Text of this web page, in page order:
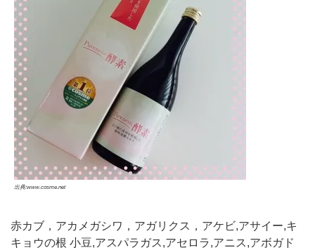
出典:www.cosme.net
赤カブ，アカメガシワ，アガリクス，アケビ,アサイー,キ
キョウの根 小豆,アスパラガス,アセロラ,アニス,アボガド